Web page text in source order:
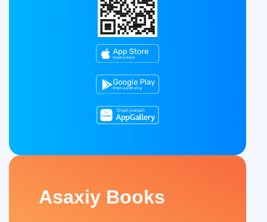
Asaxiy Books